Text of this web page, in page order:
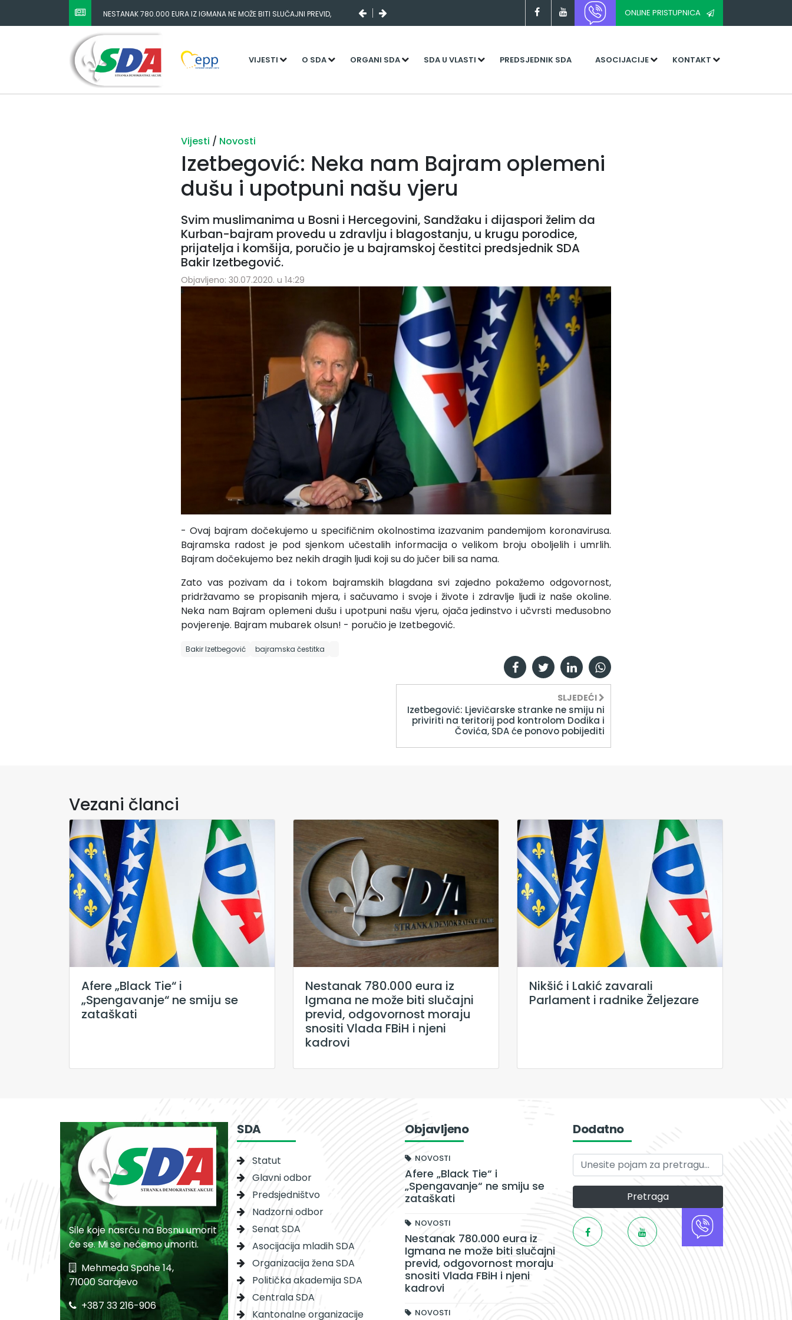
NESTANAK 780.000 EURA IZ IGMANA NE MOŽE BITI SLUČAJNI PREVID,
ODGOVORNOST MORAJU SNOSITI VLADA FBIH I NJENI KADROVI
ONLINE PRISTUPNICA
VIJESTI O SDA ORGANI SDA SDA U VLASTI PREDSJEDNIK SDA ASOCIJACIJE KONTAKT
Vijesti / Novosti
Izetbegović: Neka nam Bajram oplemeni
dušu i upotpuni našu vjeru
Svim muslimanima u Bosni i Hercegovini, Sandžaku i dijaspori želim da
Kurban-bajram provedu u zdravlju i blagostanju, u krugu porodice,
prijatelja i komšija, poručio je u bajramskoj čestitci predsjednik SDA
Bakir Izetbegović.
Objavljeno: 30.07.2020. u 14:29
- Ovaj bajram dočekujemo u specifičnim okolnostima izazvanim pandemijom koronavirusa.
Bajramska radost je pod sjenkom učestalih informacija o velikom broju oboljelih i umrlih.
Bajram dočekujemo bez nekih dragih ljudi koji su do jučer bili sa nama.
Zato vas pozivam da i tokom bajramskih blagdana svi zajedno pokažemo odgovornost,
pridržavamo se propisanih mjera, i sačuvamo i svoje i živote i zdravlje ljudi iz naše okoline.
Neka nam Bajram oplemeni dušu i upotpuni našu vjeru, ojača jedinstvo i učvrsti međusobno
povjerenje. Bajram mubarek olsun! - poručio je Izetbegović.
Bakir Izetbegović bajramska čestitka
SLJEDEĆI
Izetbegović: Ljevičarske stranke ne smiju ni
priviriti na teritorij pod kontrolom Dodika i
Čovića, SDA će ponovo pobijediti
Vezani članci
Afere „Black Tie“ i
„Spengavanje“ ne smiju se
zataškati
Nestanak 780.000 eura iz
Igmana ne može biti slučajni
previd, odgovornost moraju
snositi Vlada FBiH i njeni
kadrovi
Nikšić i Lakić zavarali
Parlament i radnike Željezare
Sile koje nasrću na Bosnu umorit
će se. Mi se nećemo umoriti.
Mehmeda Spahe 14,
71000 Sarajevo
+387 33 216-906
SDA
Statut
Glavni odbor
Predsjedništvo
Nadzorni odbor
Senat SDA
Asocijacija mladih SDA
Organizacija žena SDA
Politička akademija SDA
Centrala SDA
Kantonalne organizacije
Objavljeno
NOVOSTI
Afere „Black Tie“ i
„Spengavanje“ ne smiju se
zataškati
NOVOSTI
Nestanak 780.000 eura iz
Igmana ne može biti slučajni
previd, odgovornost moraju
snositi Vlada FBiH i njeni
kadrovi
NOVOSTI
Dodatno
Pretraga